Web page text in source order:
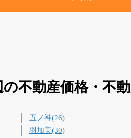
不動産価格・不
五ノ神(26)
羽加美(30)